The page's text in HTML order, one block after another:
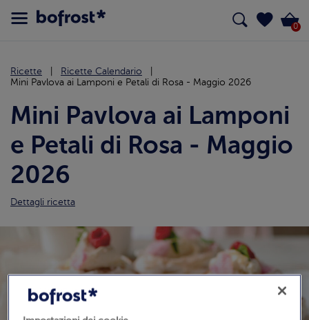
0
Ricette
Ricette Calendario
Mini Pavlova ai Lamponi e Petali di Rosa - Maggio 2026
Mini Pavlova ai Lamponi
e Petali di Rosa - Maggio
2026
Dettagli ricetta